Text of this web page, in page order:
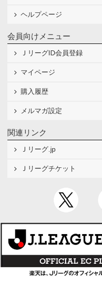
ヘルプページ
会員向けメニュー
ＪリーグID会員登録
マイページ
購入履歴
メルマガ設定
関連リンク
Ｊリーグ.jp
Ｊリーグチケット